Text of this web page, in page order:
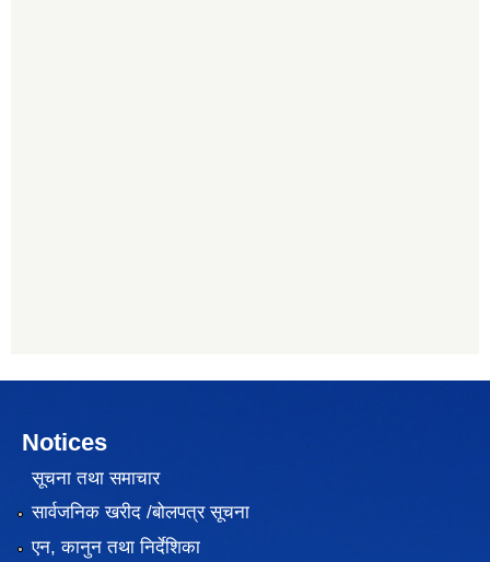
Notices
सूचना तथा समाचार
सार्वजनिक खरीद /बोलपत्र सूचना
एन, कानुन तथा निर्देशिका